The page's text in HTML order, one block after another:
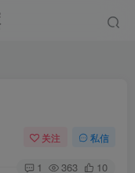
关注 私信
1 363 10